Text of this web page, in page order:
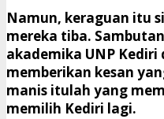
​Namun, keraguan itu
mereka tiba.
akademika UNP
memberikan kesan
manis itulah yang
memilih Kediri lagi.